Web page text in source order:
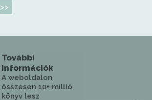
>>
További
információk
A weboldalon
összesen 10+ millió
könyv lesz